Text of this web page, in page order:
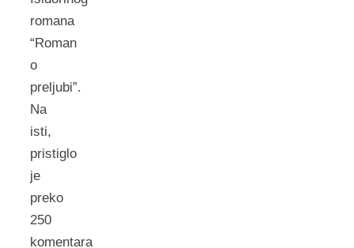
romana
“Roman
o
preljubi”.
Na
isti,
pristiglo
je
preko
250
komentara